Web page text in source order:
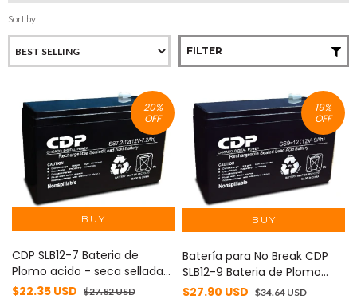
Sort by
FILTER
20%
OFF
CDP SLB12-7 Bateria de
Plomo acido - seca sellada
12Vdc-7Ah
$22.35 USD $27.82 USD
19%
OFF
Batería para No Break CDP
SLB12-9 Bateria de Plomo
acido - seca sellada 12Vdc-
$27.90 USD $34.64 USD